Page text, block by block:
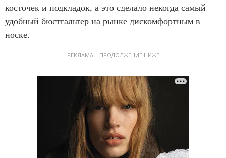
косточек и подкладок, а это сделало некогда самый
удобный бюстгальтер на рынке дискомфортным в
носке.
РЕКЛАМА – ПРОДОЛЖЕНИЕ НИЖЕ